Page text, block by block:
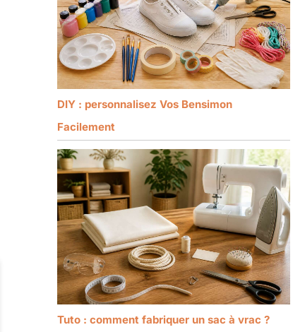
DIY : personnalisez Vos Bensimon
Facilement
Tuto : comment fabriquer un sac à vrac ?